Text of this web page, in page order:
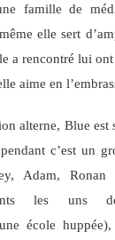
famille de
elle sert
a rencontré lui
aime en
Blue est
c’est un
Adam,
les uns
école